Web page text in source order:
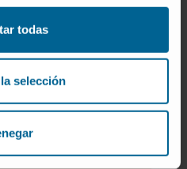
todas
selección
autores